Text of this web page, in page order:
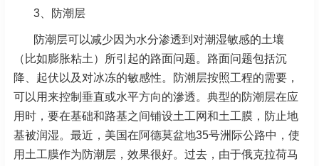
3、防潮层
防潮层可以减少因为水分渗透到对潮湿敏感的土壤
（比如膨胀粘土）所引起的路面问题。路面问题包括沉
降、起伏以及对冰冻的敏感性。防潮层按照工程的需要，
可以用来控制垂直或水平方向的滲透。典型的防潮层在应
用时，要在基础和路基之间铺设土工网和土工膜，防止地
基被润湿。最近，美国在阿德莫盆地35号洲际公路中，使
用土工膜作为防潮层，效果很好。过去，由于俄克拉荷马